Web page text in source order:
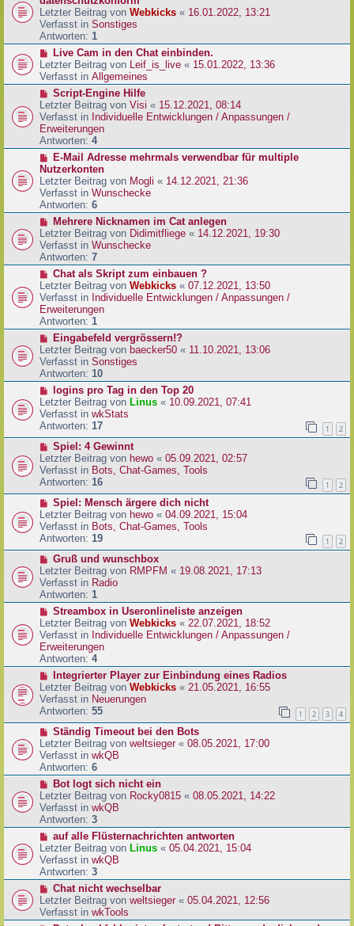
g
B
e
i
t
a
g
u
e
r
B
e
i
t
a
g
Letzter Beitrag von Webkicks « 16.01.2022, 13:21
Verfasst in Sonstiges
Antworten: 1
N
e
u
e
r
B
e
i
t
a
g
Live Cam in den Chat einbinden.
Letzter Beitrag von Leif_is_live « 15.01.2022, 13:36
Verfasst in Allgemeines
N
e
u
e
r
B
e
i
t
r
a
g
Script-Engine Hilfe
Letzter Beitrag von Visi « 15.12.2021, 08:14
Verfasst in Individuelle Entwicklungen / Anpassungen /
Erweiterungen
Antworten: 4
N
e
u
e
r
B
e
i
t
r
a
g
E-Mail Adresse mehrmals verwendbar für multiple
Nutzerkonten
Letzter Beitrag von Mogli « 14.12.2021, 21:36
Verfasst in Wunschecke
Antworten: 6
N
e
u
e
r
B
e
i
t
r
a
g
Mehrere Nicknamen im Cat anlegen
Letzter Beitrag von Didimitfliege « 14.12.2021, 19:30
Verfasst in Wunschecke
Antworten: 7
N
e
u
e
r
B
e
i
t
r
a
g
Chat als Skript zum einbauen ?
Letzter Beitrag von Webkicks « 07.12.2021, 13:50
Verfasst in Individuelle Entwicklungen / Anpassungen /
Erweiterungen
Antworten: 1
N
e
u
e
r
B
e
i
t
a
g
Eingabefeld vergrössern!?
Letzter Beitrag von baecker50 « 11.10.2021, 13:06
Verfasst in Sonstiges
Antworten: 10
N
e
u
e
r
B
e
i
t
r
a
g
logins pro Tag in den Top 20
Letzter Beitrag von Linus « 10.09.2021, 07:41
Verfasst in wkStats
Antworten: 17 1 2
N
e
u
e
r
B
e
i
t
r
a
g
Spiel: 4 Gewinnt
Letzter Beitrag von hewo « 05.09.2021, 02:57
Verfasst in Bots, Chat-Games, Tools
Antworten: 16 1 2
N
e
u
e
r
B
e
i
t
a
g
Spiel: Mensch ärgere dich nicht
Letzter Beitrag von hewo « 04.09.2021, 15:04
Verfasst in Bots, Chat-Games, Tools
Antworten: 19 1 2
N
e
u
e
r
B
e
i
t
r
a
g
Gruß und wunschbox
Letzter Beitrag von RMPFM « 19.08.2021, 17:13
Verfasst in Radio
Antworten: 1
N
e
u
e
r
B
e
i
t
r
a
g
Streambox in Useronlineliste anzeigen
Letzter Beitrag von Webkicks « 22.07.2021, 18:52
Verfasst in Individuelle Entwicklungen / Anpassungen /
Erweiterungen
Antworten: 4
N
e
u
e
r
B
e
i
t
a
g
Integrierter Player zur Einbindung eines Radios
Letzter Beitrag von Webkicks « 21.05.2021, 16:55
Verfasst in Neuerungen
Antworten: 55 1 2 3 4
N
e
u
e
r
B
e
i
t
a
g
Ständig Timeout bei den Bots
Letzter Beitrag von weltsieger« 08.05.2021, 17:00
Verfasst in wkQB
Antworten: 6
N
e
u
e
r
B
e
i
t
a
g
Bot logt sich nicht ein
Letzter Beitrag von Rocky0815 « 08.05.2021, 14:22
Verfasst in wkQB
Antworten: 3
N
e
u
e
r
B
e
i
auf alle Flüsternachrichten antworten
Letzter Beitrag von Linus « 05.04.2021, 15:04
Verfasst in wkQB
Antworten: 3
N
e
u
e
Chat nicht wechselbar
Letzter Beitrag von weltsieger « 05.04.2021, 12:56
Verfasst in wkTools